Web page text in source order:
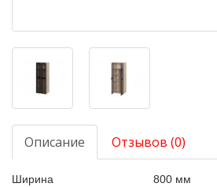
Описание Отзывов (0)
Ширина 800 мм